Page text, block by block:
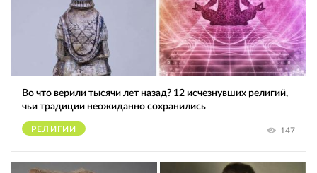
Во что верили тысячи лет назад? 12 исчезнувших религий,
чьи традиции неожиданно сохранились
РЕЛИГИИ 147